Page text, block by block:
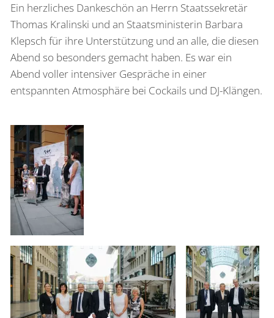
Ein herzliches Dankeschön an Herrn Staatssekretär
Thomas Kralinski und an Staatsministerin Barbara
Klepsch für ihre Unterstützung und an alle, die diesen
Abend so besonders gemacht haben. Es war ein
Abend voller intensiver Gespräche in einer
entspannten Atmosphäre bei Cockails und DJ-Klängen.